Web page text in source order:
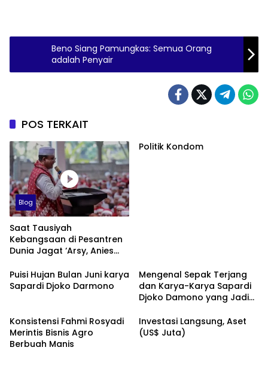
Beno Siang Pamungkas: Semua Orang
adalah Penyair
POS TERKAIT
Blog
Saat Tausiyah
Kebangsaan di Pesantren
Dunia Jagat ‘Arsy, Anies
Dukungan dari Abah Aos
Politik Kondom
Puisi Hujan Bulan Juni karya
Sapardi Djoko Darmono
Mengenal Sepak Terjang
dan Karya-Karya Sapardi
Djoko Damono yang Jadi
Konsistensi Fahmi Rosyadi
Merintis Bisnis Agro
Berbuah Manis
Investasi Langsung, Aset
(US$ Juta)